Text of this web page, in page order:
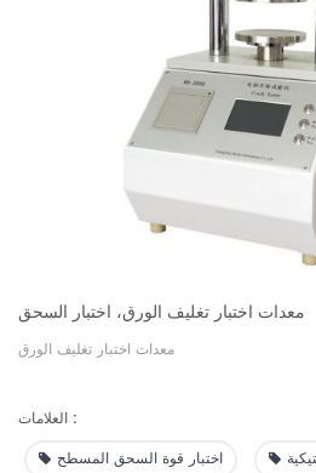
معدات اختبار تغليف الورق، اختبار السحق
العلامات :
اختبار قوة السحق المسطح